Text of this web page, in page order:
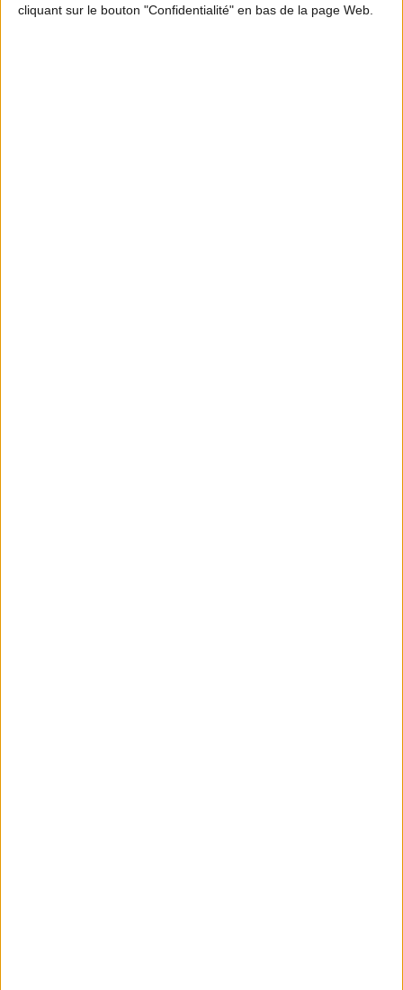
cliquant sur le bouton "Confidentialité" en bas de la page Web.